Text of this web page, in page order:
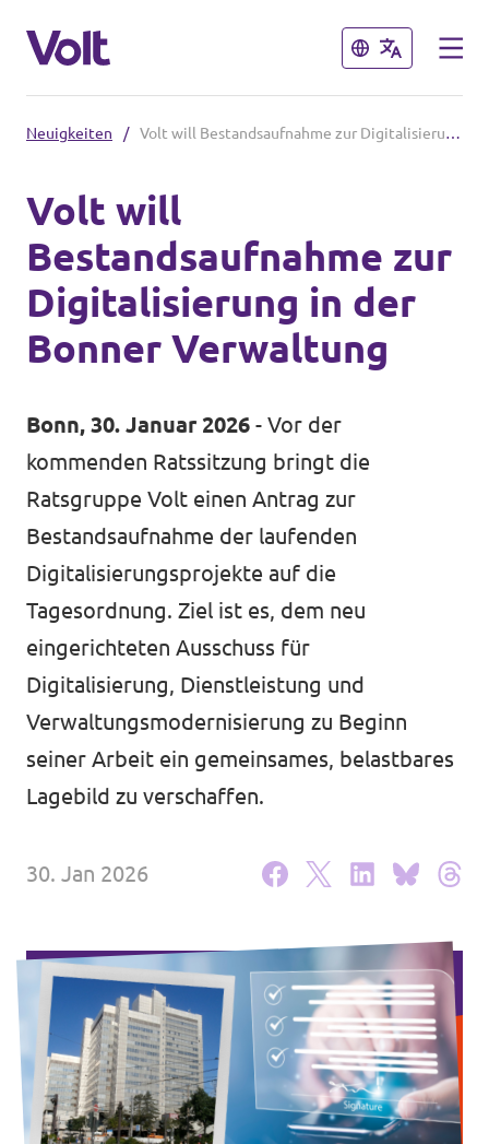
Schließen
Website von Volt NRW
Volt vor Ort in NRW
Volt in Deutschland
Volt in deinem Bundesland
Volt Deutschland Merchandise Shop
Schließen
Programm
Über Volt
Neuigkeiten
Unsere Events
Kontakt zu Volt Bonn
Mach mit bei Volt Bonn
Deine Spende für Volt
Volt Bonn Newsletter
Intranet von Volt Bonn
Impressum
Neuigkeiten / Volt will Bestandsaufnahme zur Digitalisierung in der Bonner Verwaltung
Volt will
Bestandsaufnahme zur
Digitalisierung in der
Bonner Verwaltung
Bonn, 30. Januar 2026 - Vor der
kommenden Ratssitzung bringt die
Ratsgruppe Volt einen Antrag zur
Bestandsaufnahme der laufenden
Digitalisierungsprojekte auf die
Tagesordnung. Ziel ist es, dem neu
eingerichteten Ausschuss für
Digitalisierung, Dienstleistung und
Verwaltungsmodernisierung zu Beginn
seiner Arbeit ein gemeinsames, belastbares
Lagebild zu verschaffen.
30. Jan 2026